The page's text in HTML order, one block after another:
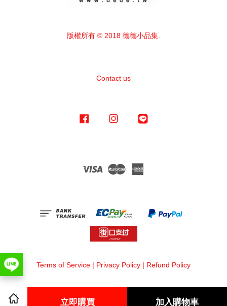
立即購買 加入購物車
版權所有 © 2018 德德小品集.
Contact us
Facebook Instagram
Visa Master
Terms of Service | Privacy Policy | Refund Policy